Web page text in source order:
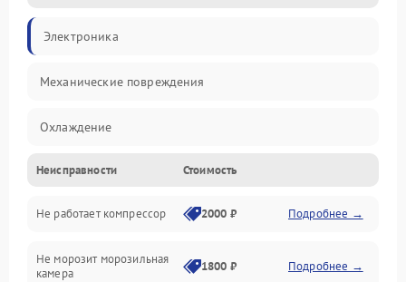
Электроника
Механические повреждения
Охлаждение
Механика
Электропитание
Дренаж
Неисправности Стоимость
Не работает компрессор 2000 ₽ Подробнее →
Не морозит морозильная
камера
1800 ₽ Подробнее →